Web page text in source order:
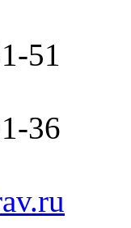
51
36